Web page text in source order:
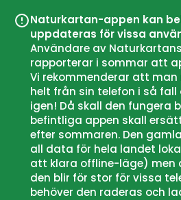
Naturkartan-appen kan
uppdateras för vissa
Användare av
rapporterar i sommar att
Vi rekommenderar att man
helt från sin telefon i så
igen! Då skall den fungera
befintliga appen skall
efter sommaren. Den
all data för hela landet
att klara offline-läge) men
den blir för stor för vissa
behöver den raderas och